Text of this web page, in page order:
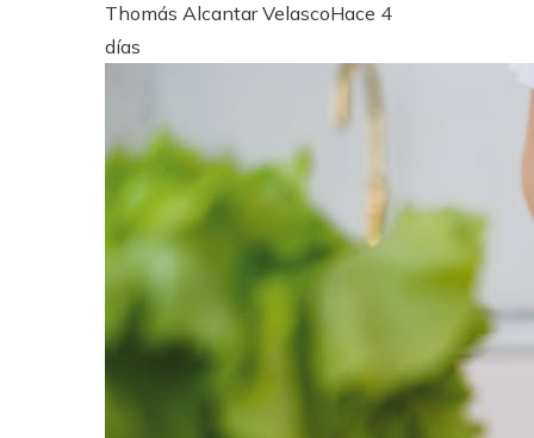
Thomás Alcantar VelascoHace 4
días